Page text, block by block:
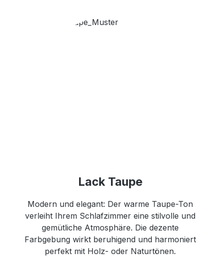
Lack Taupe
Modern und elegant: Der warme Taupe-Ton
verleiht Ihrem Schlafzimmer eine stilvolle und
gemütliche Atmosphäre. Die dezente
Farbgebung wirkt beruhigend und harmoniert
perfekt mit Holz- oder Naturtönen.